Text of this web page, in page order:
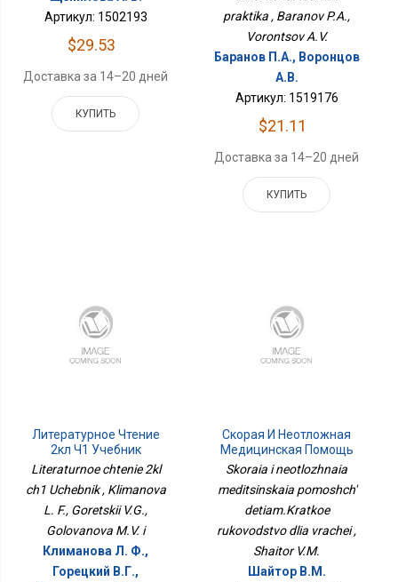
Артикул: 1502193
$29.53
Доставка за 14–20 дней
КУПИТЬ
praktika , Baranov P.A.,
Vorontsov A.V.
Баранов П.А., Воронцов
А.В.
Артикул: 1519176
$21.11
Доставка за 14–20 дней
КУПИТЬ
Литературное Чтение
2кл Ч1 Учебник
Literaturnoe chtenie 2kl
ch1 Uchebnik , Klimanova
L. F., Goretskii V.G.,
Golovanova M.V. i
Климанова Л. Ф.,
Горецкий В.Г.,
Скорая И Неотложная
Медицинская Помощь
Детям.Краткое
Врачей
Skoraia i neotlozhnaia
meditsinskaia pomoshch'
detiam.Kratkoe
rukovodstvo dlia vrachei ,
Shaitor V.M.
Шайтор В.М.